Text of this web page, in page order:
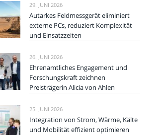
29. JUNI 2026
Autarkes Feldmessgerät eliminiert
externe PCs, reduziert Komplexität
und Einsatzzeiten
26. JUNI 2026
Ehrenamtliches Engagement und
Forschungskraft zeichnen
Preisträgerin Alicia von Ahlen
25. JUNI 2026
Integration von Strom, Wärme, Kälte
und Mobilität effizient optimieren